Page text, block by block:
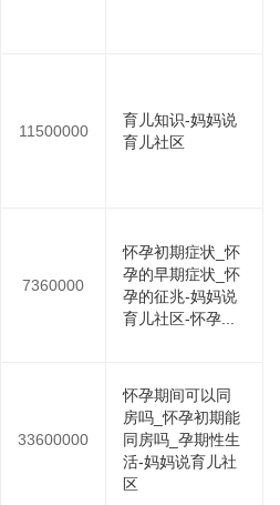
11500000
育儿知识-妈妈说
育儿社区
7360000
怀孕初期症状_怀
孕的早期症状_怀
孕的征兆-妈妈说
育儿社区-怀孕...
33600000
怀孕期间可以同
房吗_怀孕初期能
同房吗_孕期性生
活-妈妈说育儿社
区